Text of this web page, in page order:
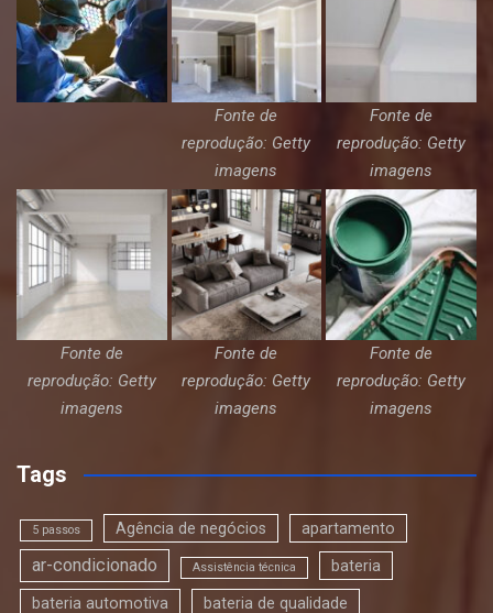
Fonte de
reprodução: Getty
imagens
Fonte de
reprodução: Getty
imagens
Fonte de
reprodução: Getty
imagens
Fonte de
reprodução: Getty
imagens
Fonte de
reprodução: Getty
imagens
Tags
5 passos Agência de negócios apartamento
ar-condicionado Assistência técnica bateria
bateria automotiva bateria de qualidade